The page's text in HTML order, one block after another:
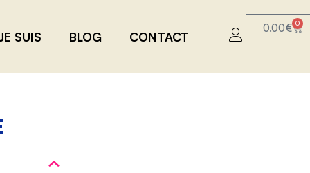
SUIS BLOG CONTACT
0.00€ 0